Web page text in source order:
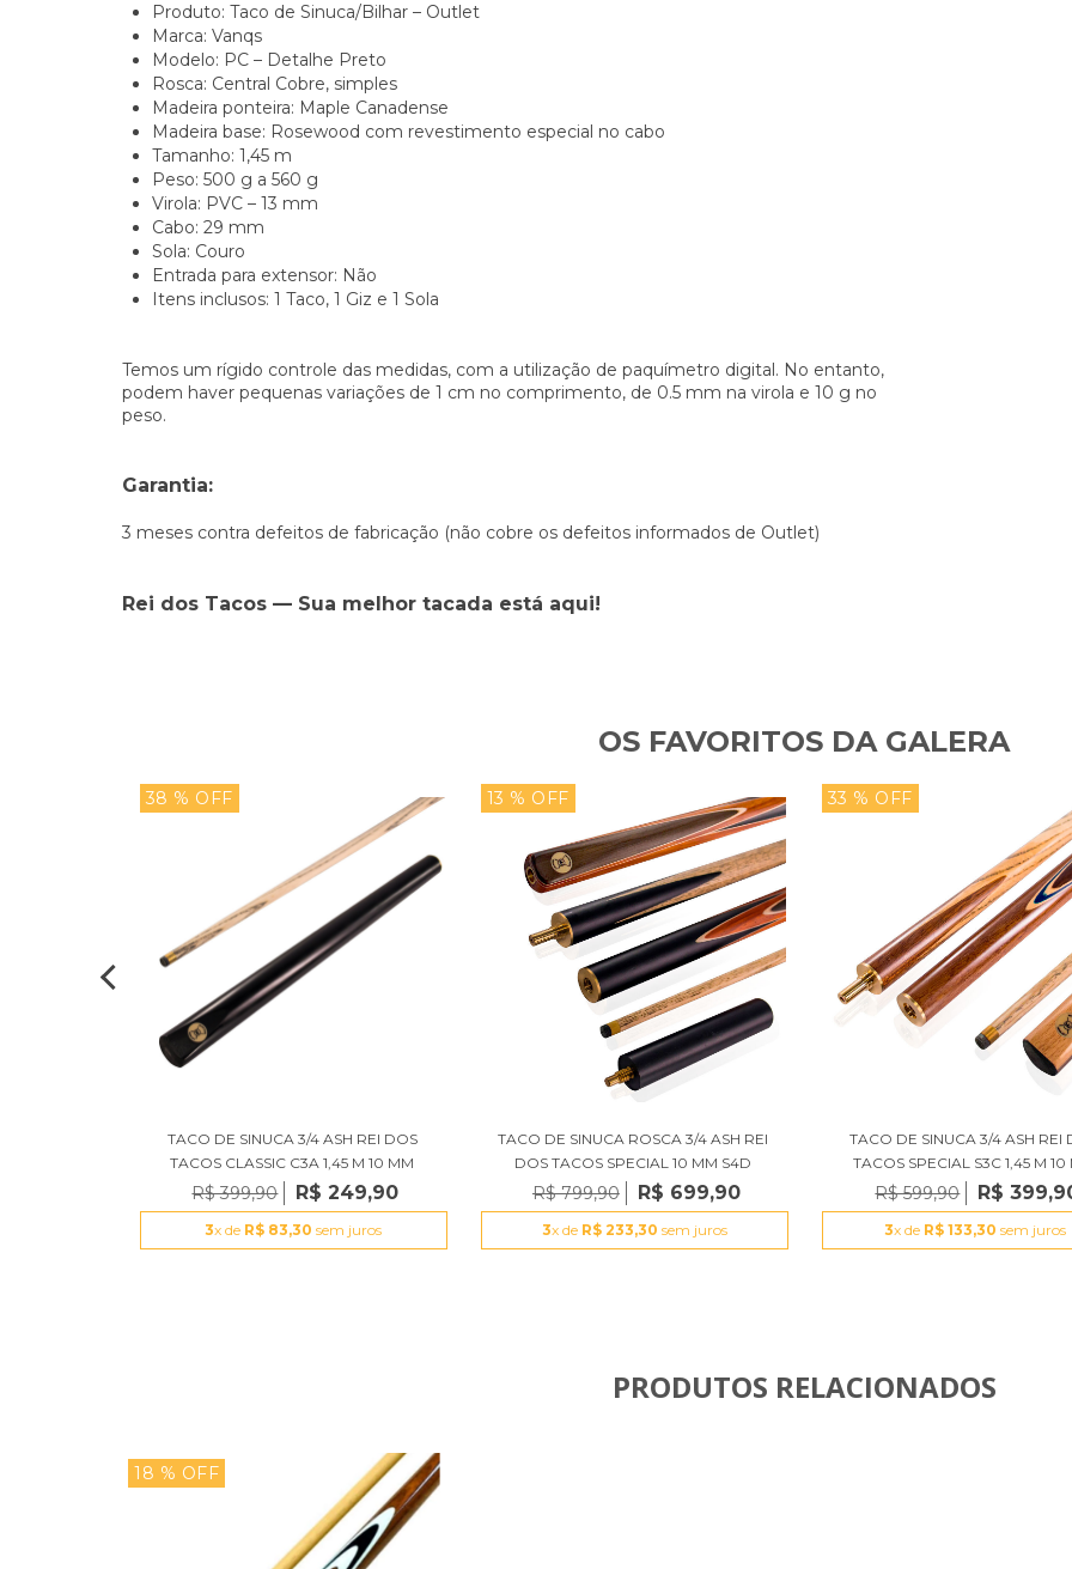
Produto: Taco de Sinuca/Bilhar – Outlet
Marca: Vanqs
Modelo: PC – Detalhe Preto
Rosca: Central Cobre, simples
Madeira ponteira: Maple Canadense
Madeira base: Rosewood com revestimento especial no cabo
Tamanho: 1,45 m
Peso: 500 g a 560 g
Virola: PVC – 13 mm
Cabo: 29 mm
Sola: Couro
Entrada para extensor: Não
Itens inclusos: 1 Taco, 1 Giz e 1 Sola
Temos um rígido controle das medidas, com a utilização de paquímetro digital. No entanto,
podem haver pequenas variações de 1 cm no comprimento, de 0.5 mm na virola e 10 g no
peso.
Garantia:
3 meses contra defeitos de fabricação (não cobre os defeitos informados de Outlet)
Rei dos Tacos — Sua melhor tacada está aqui!
OS FAVORITOS DA GALERA
38 % OFF
TACO DE SINUCA 3/4 ASH REI DOS
TACOS CLASSIC C3A 1,45 M 10 MM
R$ 399,90 R$ 249,90
3x de R$ 83,30 sem juros
13 % OFF
TACO DE SINUCA ROSCA 3/4 ASH REI
DOS TACOS SPECIAL 10 MM S4D
R$ 799,90 R$ 699,90
3x de R$ 233,30 sem juros
33 % OFF
TACO DE SINUCA 3/4 ASH REI
TACOS SPECIAL S3C 1,45 M 10
R$ 599,90 R$
3x de R$ 133,30 sem juros
PRODUTOS RELACIONADOS
18 % OFF